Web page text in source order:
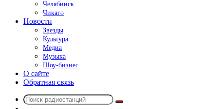
Челябинск
Чикаго
Новости
Звезды
Культура
Медиа
Музыка
Шоу-бизнес
О сайте
Обратная связь
Поиск